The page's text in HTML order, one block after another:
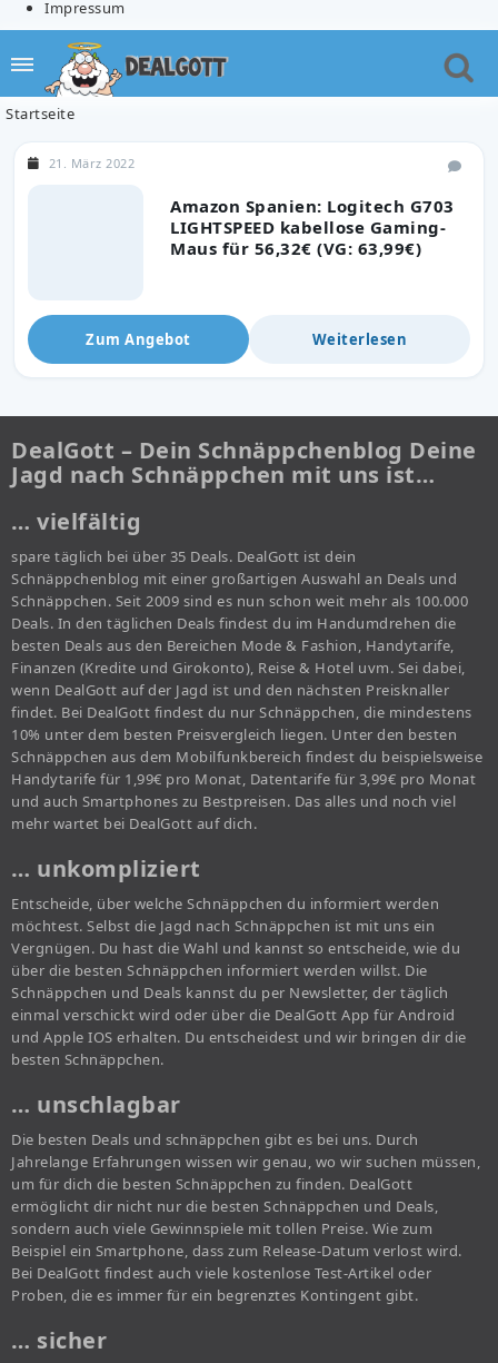
Impressum
Startseite
Amazon Spanien: Logitech G703
LIGHTSPEED kabellose Gaming-
Maus für 56,32€ (VG: 63,99€)
21. März 2022
Zum Angebot Weiterlesen
DealGott – Dein Schnäppchenblog Deine
Jagd nach Schnäppchen mit uns ist…
… vielfältig
spare täglich bei über 35 Deals. DealGott ist dein
Schnäppchenblog mit einer großartigen Auswahl an Deals und
Schnäppchen. Seit 2009 sind es nun schon weit mehr als 100.000
Deals. In den täglichen Deals findest du im Handumdrehen die
besten Deals aus den Bereichen Mode & Fashion, Handytarife,
Finanzen (Kredite und Girokonto), Reise & Hotel uvm. Sei dabei,
wenn DealGott auf der Jagd ist und den nächsten Preisknaller
findet. Bei DealGott findest du nur Schnäppchen, die mindestens
10% unter dem besten Preisvergleich liegen. Unter den besten
Schnäppchen aus dem Mobilfunkbereich findest du beispielsweise
Handytarife für 1,99€ pro Monat, Datentarife für 3,99€ pro Monat
und auch Smartphones zu Bestpreisen. Das alles und noch viel
mehr wartet bei DealGott auf dich.
… unkompliziert
Entscheide, über welche Schnäppchen du informiert werden
möchtest. Selbst die Jagd nach Schnäppchen ist mit uns ein
Vergnügen. Du hast die Wahl und kannst so entscheide, wie du
über die besten Schnäppchen informiert werden willst. Die
Schnäppchen und Deals kannst du per Newsletter, der täglich
einmal verschickt wird oder über die DealGott App für Android
und Apple IOS erhalten. Du entscheidest und wir bringen dir die
besten Schnäppchen.
… unschlagbar
Die besten Deals und schnäppchen gibt es bei uns. Durch
Jahrelange Erfahrungen wissen wir genau, wo wir suchen müssen,
um für dich die besten Schnäppchen zu finden. DealGott
ermöglicht dir nicht nur die besten Schnäppchen und Deals,
sondern auch viele Gewinnspiele mit tollen Preise. Wie zum
Beispiel ein Smartphone, dass zum Release-Datum verlost wird.
Bei DealGott findest auch viele kostenlose Test-Artikel oder
Proben, die es immer für ein begrenztes Kontingent gibt.
… sicher